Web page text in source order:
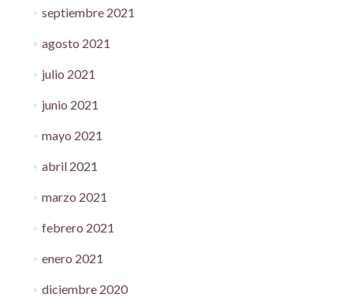
septiembre 2021
agosto 2021
julio 2021
junio 2021
mayo 2021
abril 2021
marzo 2021
febrero 2021
enero 2021
diciembre 2020